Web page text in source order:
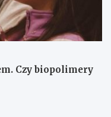
Czy biopolimery